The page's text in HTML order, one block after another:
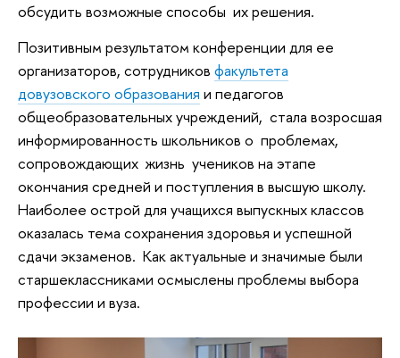
обсудить возможные способы их решения.
Позитивным результатом конференции для ее
организаторов, сотрудников факультета
довузовского образования и педагогов
общеобразовательных учреждений, стала возросшая
информированность школьников о проблемах,
сопровождающих жизнь учеников на этапе
окончания средней и поступления в высшую школу.
Наиболее острой для учащихся выпускных классов
оказалась тема сохранения здоровья и успешной
сдачи экзаменов. Как актуальные и значимые были
старшеклассниками осмыслены проблемы выбора
профессии и вуза.